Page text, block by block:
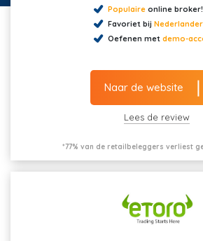
Populaireonline broker!
Favoriet bij
Oefenen met demo-
Naar de website
Lees de review
*77% van de retailbeleggers verliest